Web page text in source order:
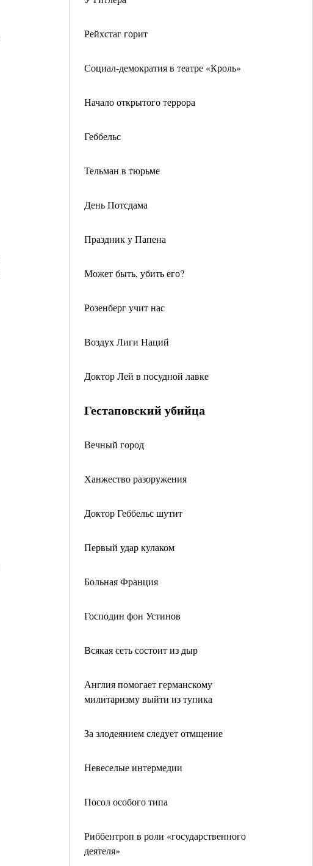
Рейхстаг горит
Социал-демократия в театре «Кроль»
Начало открытого террора
Геббельс
Тельман в тюрьме
День Потсдама
Праздник у Папена
Может быть, убить его?
Розенберг учит нас
Воздух Лиги Наций
Доктор Лей в посудной лавке
Гестаповский убийца
Вечный город
Ханжество разоружения
Доктор Геббельс шутит
Первый удар кулаком
Больная Франция
Господин фон Устинов
Всякая сеть состоит из дыр
Англия помогает германскому
милитаризму выйти из тупика
За злодеянием следует отмщение
Невеселые интермедии
Посол особого типа
Риббентроп в роли «государственного
деятеля»